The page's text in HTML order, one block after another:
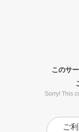
このサ
Sorry! This
ご